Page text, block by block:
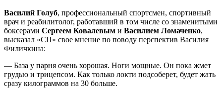
Василий Голуб, профессиональный спортсмен, спортивный
врач и реабилитолог, работавший в том числе со знаменитыми
боксерами Сергеем Ковалевым и Василием Ломаченко,
высказал «СП» свое мнение по поводу перспектив Василия
Филичкина:
— База у парня очень хорошая. Ноги мощные. Он пока жмет
грудью и трицепсом. Как только локти подсоберет, будет жать
сразу килограммов на 30 больше.